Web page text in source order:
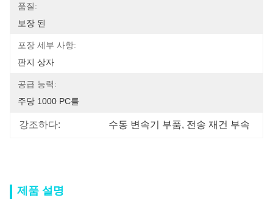
품질:
보장 된
포장 세부 사항:
판지 상자
공급 능력:
주당 1000 PC를
강조하다: 수동 변속기 부품, 전송 재건 부속
제품 설명